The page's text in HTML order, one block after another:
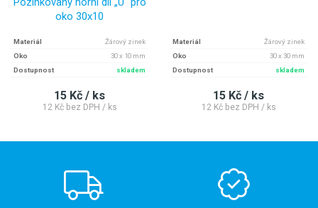
oko 30x10
Materiál
Žárový zinek
Oko
30 x 10 mm
Dostupnost
skladem
15 Kč / ks
12 Kč bez DPH / ks
Materiál
Žárový zinek
Oko
30 x 30 mm
Dostupnost
skladem
15 Kč / ks
12 Kč bez DPH / ks